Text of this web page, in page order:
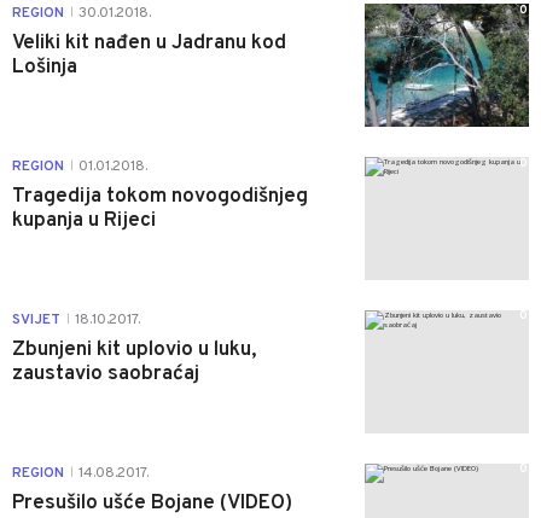
REGION 30.01.2018.
Veliki kit nađen u Jadranu kod
Lošinja
0
REGION 01.01.2018.
Tragedija tokom novogodišnjeg
kupanja u Rijeci
0
SVIJET 18.10.2017.
Zbunjeni kit uplovio u luku,
zaustavio saobraćaj
0
REGION 14.08.2017.
Presušilo ušće Bojane (VIDEO)
0